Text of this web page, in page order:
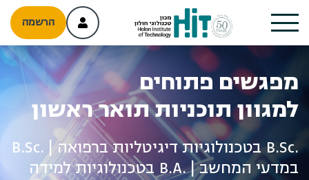
הרשמה
מפגשים פתוחים
למגוון תוכניות תואר ראשון
.B.Sc בטכנולוגיות דיגיטליות ברפואה | .B.Sc
במדעי המחשב | .B.A בטכנולוגיות למידה